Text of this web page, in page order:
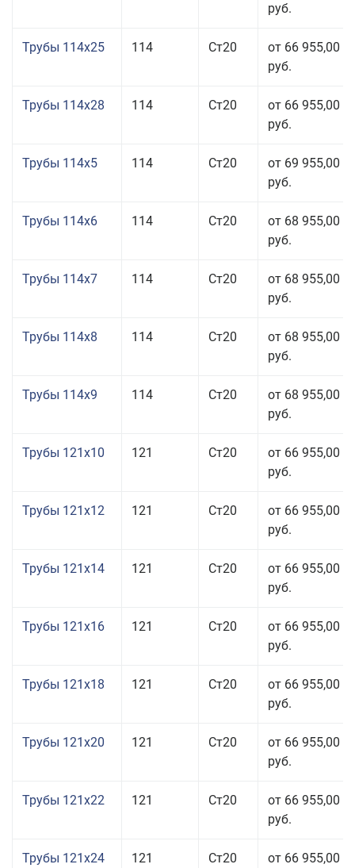
руб.
Трубы 114x25 114 Ст20
от 66 955,00
руб.
Трубы 114x28 114 Ст20
от 66 955,00
руб.
Трубы 114x5 114 Ст20
от 69 955,00
руб.
Трубы 114x6 114 Ст20
от 68 955,00
руб.
Трубы 114x7 114 Ст20
от 68 955,00
руб.
Трубы 114x8 114 Ст20
от 68 955,00
руб.
Трубы 114x9 114 Ст20
от 68 955,00
руб.
Трубы 121x10 121 Ст20
от 66 955,00
руб.
Трубы 121x12 121 Ст20
от 66 955,00
руб.
Трубы 121x14 121 Ст20
от 66 955,00
руб.
Трубы 121x16 121 Ст20
от 66 955,00
руб.
Трубы 121x18 121 Ст20
от 66 955,00
руб.
Трубы 121x20 121 Ст20
от 66 955,00
руб.
Трубы 121x22 121 Ст20
от 66 955,00
руб.
Трубы 121x24 121 Ст20 от 66 955,00